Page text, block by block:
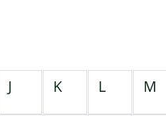
J K L M